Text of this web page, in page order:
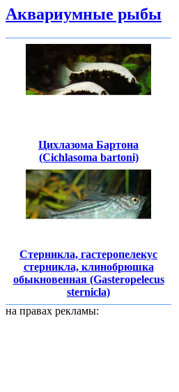
Аквариумные рыбы
Цихлазома Бартона
(Cichlasoma bartoni)
Стерникла, гастеропелекус
стерникла, клинобрюшка
обыкновенная (Gasteropelecus
sternicla)
на правах рекламы: